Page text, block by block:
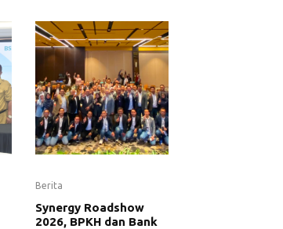
Berita
Synergy Roadshow
2026, BPKH dan Bank